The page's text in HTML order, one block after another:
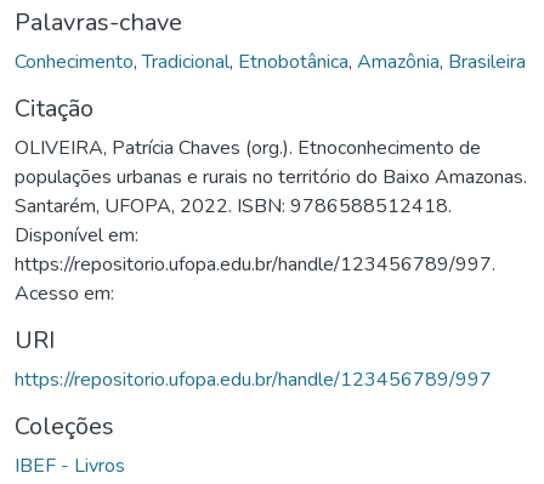
Palavras-chave
Conhecimento,Tradicional, Etnobotânica, Amazônia, Brasileira
Citação
OLIVEIRA, Patrícia Chaves (org.). Etnoconhecimento de
populações urbanas e rurais no território do Baixo Amazonas.
Santarém, UFOPA, 2022. ISBN: 9786588512418.
Disponível em:
https://repositorio.ufopa.edu.br/handle/123456789/997.
Acesso em:
URI
https://repositorio.ufopa.edu.br/handle/123456789/997
Coleções
IBEF - Livros